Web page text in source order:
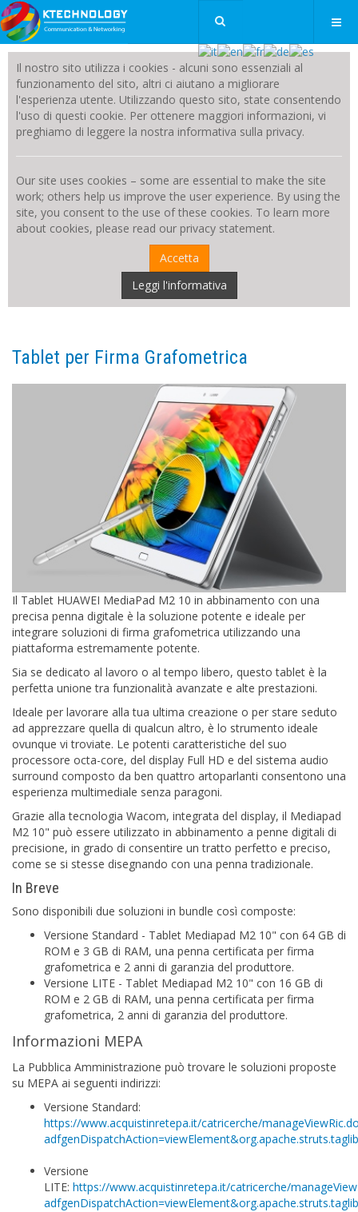
Il nostro sito utilizza i cookies - alcuni sono essenziali al
funzionamento del sito, altri ci aiutano a migliorare
l'esperienza utente. Utilizzando questo sito, state consentendo
l'uso di questi cookie. Per ottenere maggiori informazioni, vi
preghiamo di leggere la nostra informativa sulla privacy.
Our site uses cookies – some are essential to make the site
work; others help us improve the user experience. By using the
site, you consent to the use of these cookies. To learn more
about cookies, please read our privacy statement.
Accetta
Leggi l'informativa
Tablet per Firma Grafometrica
Il Tablet HUAWEI MediaPad M2 10 in abbinamento con una
precisa penna digitale è la soluzione potente e ideale per
integrare soluzioni di firma grafometrica utilizzando una
piattaforma estremamente potente.
Sia se dedicato al lavoro o al tempo libero, questo tablet è la
perfetta unione tra funzionalità avanzate e alte prestazioni.
Ideale per lavorare alla tua ultima creazione o per stare seduto
ad apprezzare quella di qualcun altro, è lo strumento ideale
ovunque vi troviate. Le potenti caratteristiche del suo
processore octa-core, del display Full HD e del sistema audio
surround composto da ben quattro artoparlanti consentono una
esperienza multimediale senza paragoni.
Grazie alla tecnologia Wacom, integrata del display, il Mediapad
M2 10" può essere utilizzato in abbinamento a penne digitali di
precisione, in grado di consentire un tratto perfetto e preciso,
come se si stesse disegnando con una penna tradizionale.
In Breve
Sono disponibili due soluzioni in bundle così composte:
Versione Standard - Tablet Mediapad M2 10" con 64 GB di
ROM e 3 GB di RAM, una penna certificata per firma
grafometrica e 2 anni di garanzia del produttore.
Versione LITE - Tablet Mediapad M2 10" con 16 GB di
ROM e 2 GB di RAM, una penna certificata per firma
grafometrica, 2 anni di garanzia del produttore.
Informazioni MEPA
La Pubblica Amministrazione può trovare le soluzioni proposte
su MEPA ai seguenti indirizzi:
Versione Standard:
https://www.acquistinretepa.it/catricerche/
Versione
LITE: https://www.acquistinretepa.it/catricerche/